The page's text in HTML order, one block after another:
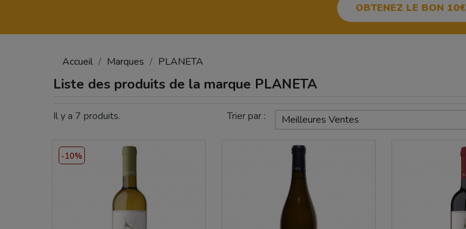
OBTENEZ LE BON 10€
Accueil Marques PLANETA
Liste des produits de la marque PLANETA
Il y a 7 produits. Trier par : Meilleures Ventes
-10%